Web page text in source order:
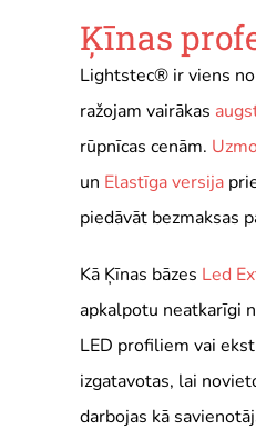
Ķīnas
Lightstec® ir viens
ražojam vairākas
rūpnīcas cenām.
un Elastīga versija
piedāvāt bezmaksas
Kā Ķīnas bāzes Led
apkalpotu neatkarīgi
LED profiliem vai
izgatavotas, lai
darbojas kā